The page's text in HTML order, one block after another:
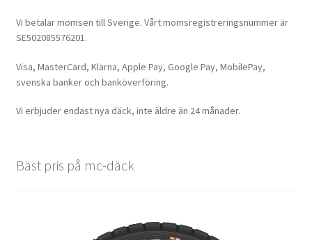
Vi betalar momsen till Sverige. Vårt momsregistreringsnummer är
SE502085576201.
Visa, MasterCard, Klarna, Apple Pay, Google Pay, MobilePay,
svenska banker och banköverföring.
Vi erbjuder endast nya däck, inte äldre än 24 månader.
Bäst pris på mc-däck